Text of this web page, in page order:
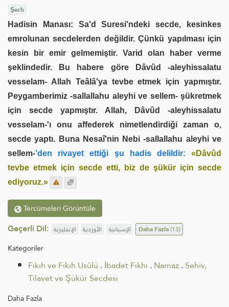
Şerh
Hadisin Manası: Sa'd Suresi'ndeki secde, kesinkes
emrolunan secdelerden değildir. Çünkü yapılması için
kesin bir emir gelmemiştir. Varid olan haber verme
şeklindedir. Bu habere göre Dâvûd -aleyhissalatu
vesselam- Allah Teâlâ'ya tevbe etmek için yapmıştır.
Peygamberimiz -sallallahu aleyhi ve sellem- şükretmek
için secde yapmıştır. Allah, Dâvûd -aleyhissalatu
vesselam-'ı onu affederek nimetlendirdiği zaman o,
secde yaptı. Buna Nesaî'nin Nebi -sallallahu aleyhi ve
sellem-'den rivayet ettiği şu hadis delildir:
«Dâvûd
tevbe etmek için secde etti, biz de şükür için secde
ediyoruz.»
Tercümeleri Görüntüle
Geçerli Dil: الإنجليزية الأوردية الإسبانية Daha Fazla(13)
Kategoriler
Fıkıh ve Fıkıh Usûlü .İbadet Fıkhı .Namaz.Sehiv,
Tilavet ve Şükür Secdesi
Daha Fazla